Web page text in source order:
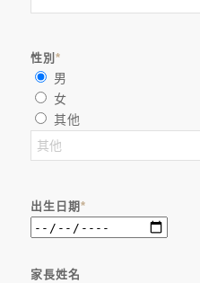
性別 *
男
女
其他
出生日期 *
家長姓名